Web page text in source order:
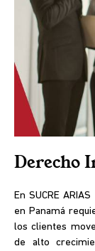
Derecho
En SUCRE
en Panamá
los clientes
de alto